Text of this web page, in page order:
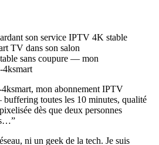
sans coupure — mon
4ksmart
mon abonnement IPTV
toutes les 10 minutes, qualité
dès que deux personnes
ni un geek de la tech. Je suis